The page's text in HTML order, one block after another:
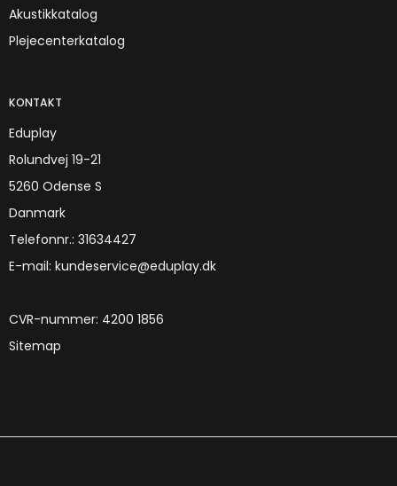
Akustikkatalog
Plejecenterkatalog
KONTAKT
Eduplay
Rolundvej 19-21
5260 Odense S
Danmark
Telefonnr.: 31634427
E-mail: kundeservice@eduplay.dk
CVR-nummer: 4200 1856
Sitemap